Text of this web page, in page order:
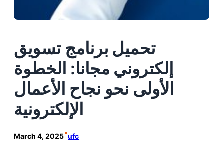
تحميل برنامج تسويق
إلكتروني مجانا: الخطوة
الأولى نحو نجاح الأعمال
الإلكترونية
March 4, 2025•ufc